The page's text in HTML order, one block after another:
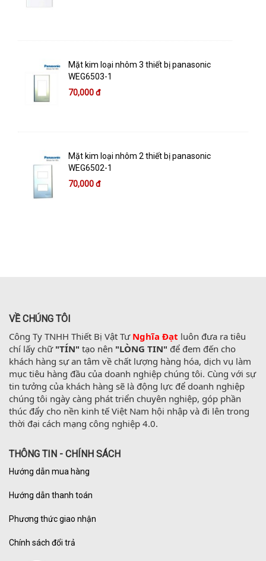
Mặt kim loại nhôm 3 thiết bị panasonic
WEG6503-1
70,000 đ
Mặt kim loại nhôm 2 thiết bị panasonic
WEG6502-1
70,000 đ
VỀ CHÚNG TÔI
Công Ty TNHH Thiết Bị Vật Tư Nghĩa Đạt luôn đưa ra tiêu
chí lấy chữ "TÍN" tạo nên "LÒNG TIN" để đem đến cho
khách hàng sự an tâm về chất lượng hàng hóa, dịch vụ làm
mục tiêu hàng đầu của doanh nghiệp chúng tôi. Cùng với sự
tin tưởng của khách hàng sẽ là động lực để doanh nghiệp
chúng tôi ngày càng phát triển chuyên nghiệp, góp phần
thúc đẩy cho nền kinh tế Việt Nam hội nhập và đi lên trong
thời đại cách mạng công nghiệp 4.0.
THÔNG TIN - CHÍNH SÁCH
Hướng dẫn mua hàng
Hướng dẫn thanh toán
Phương thức giao nhận
Chính sách đổi trả